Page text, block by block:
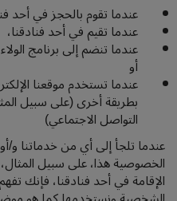
عندما تقوم بالحجز في أحد
عندما تقيم في أحد فنادقنا،
أو
عندما تستخدم موقعنا
بطريقة أخرى (على سبيل
التواصل الاجتماعي)
عندما تلجأ إلى أي من خدماتنا و/
الخصوصية هذا، على سبيل
الإقامة في أحد فنادقنا، فإنك